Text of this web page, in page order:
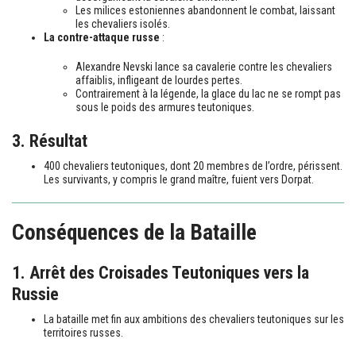
Les milices estoniennes abandonnent le combat, laissant
les chevaliers isolés.
La contre-attaque russe :
Alexandre Nevski lance sa cavalerie contre les chevaliers
affaiblis, infligeant de lourdes pertes.
Contrairement à la légende, la glace du lac ne se rompt pas
sous le poids des armures teutoniques.
3. Résultat
400 chevaliers teutoniques, dont 20 membres de l’ordre, périssent.
Les survivants, y compris le grand maître, fuient vers Dorpat.
Conséquences de la Bataille
1. Arrêt des Croisades Teutoniques vers la
Russie
La bataille met fin aux ambitions des chevaliers teutoniques sur les
territoires russes.